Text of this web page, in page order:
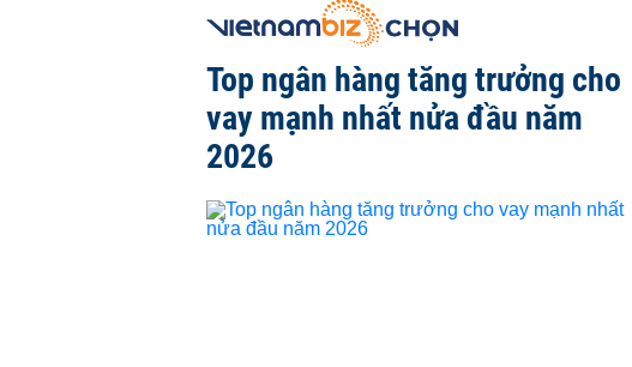
Top ngân hàng tăng trưởng cho
vay mạnh nhất nửa đầu năm
2026